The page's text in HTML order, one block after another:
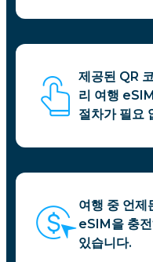
제공된 QR
리 여행
절차가 필요
여행 중 언제
eSIM을 충
있습니다.